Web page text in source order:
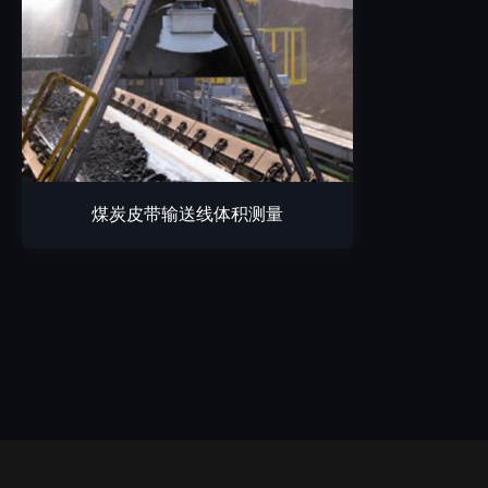
煤炭皮带输送线体积测量